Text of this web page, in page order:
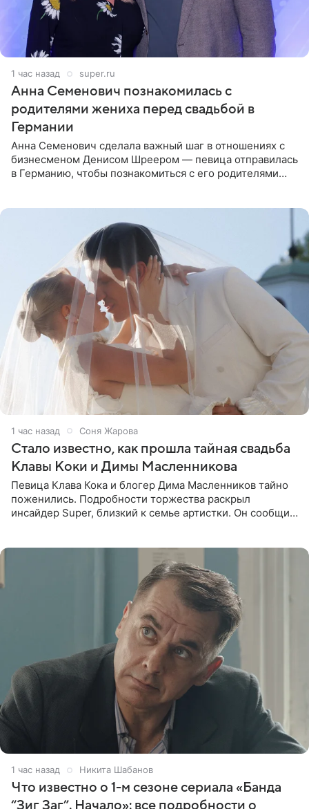
1 час назад super.ru
Анна Семенович познакомилась с
родителями жениха перед свадьбой в
Германии
Анна Семенович сделала важный шаг в отношениях с
бизнесменом Денисом Шреером — певица отправилась
в Германию, чтобы познакомиться с его родителями
1 час назад Соня Жарова
Стало известно, как прошла тайная свадьба
Клавы Коки и Димы Масленникова
Певица Клава Кока и блогер Дима Масленников тайно
поженились. Подробности торжества раскрыл
инсайдер Super, близкий к семье артистки. Он сообщил,
1 час назад Никита Шабанов
Что известно о 1-м сезоне сериала «Банда
“Зиг Заг”. Начало»: все подробности о